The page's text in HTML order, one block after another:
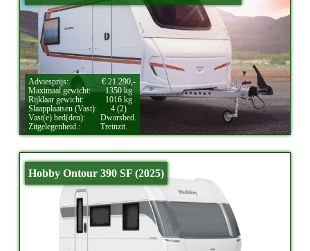
Adviesprijs:
€ 21.290,-
Maximaal gewicht:
1350 kg
Rijklaar gewicht:
1016 kg
Slaapplaatsen (Vast):
4 (2)
Vast(e) bed(den):
Dwarsbed.
Zitgelegenheid.:
Treinzit.
Hobby Ontour 390 SF (2025)